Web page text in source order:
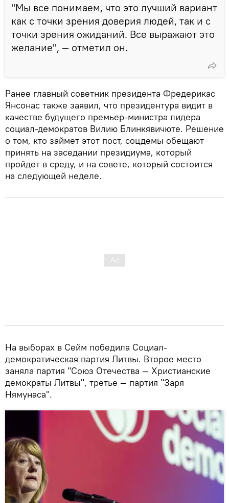
"Мы все понимаем, что это лучший вариант
как с точки зрения доверия людей, так и с
точки зрения ожиданий. Все выражают это
желание", — отметил он.
Ранее главный советник президента Фредерикас
Янсонас также заявил, что президентура видит в
качестве будущего премьер-министра лидера
социал-демократов Вилию Блинкявичюте. Решение
о том, кто займет этот пост, соцдемы обещают
принять на заседании президиума, который
пройдет в среду, и на совете, который состоится
на следующей неделе.
На выборах в Сейм победила Социал-
демократическая партия Литвы. Второе место
заняла партия "Союз Отечества — Христианские
демократы Литвы", третье — партия "Заря
Нямунаса".